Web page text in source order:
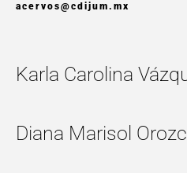
acervos@cdijum.mx
Karla Carolina
Diana Marisol